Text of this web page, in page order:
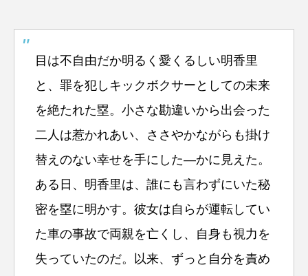
目は不自由だか明るく愛くるしい明香里
と、罪を犯しキックボクサーとしての未来
を絶たれた塁。小さな勘違いから出会った
二人は惹かれあい、ささやかながらも掛け
替えのない幸せを手にした―かに見えた。
ある日、明香里は、誰にも言わずにいた秘
密を塁に明かす。彼女は自らが運転してい
た車の事故で両親を亡くし、自身も視力を
失っていたのだ。以来、ずっと自分を責め